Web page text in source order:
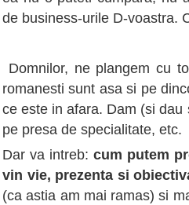
de business-urile D-voastra.
Domnilor, ne plangem cu
romanesti sunt asa si pe
ce este in afara. Dam (si
pe presa de specialitate, etc.
Dar va intreb:cum putem
vin vie, prezenta si
(ca astia am mai ramas) si